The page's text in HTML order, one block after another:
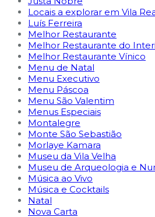
Locais a explorar em Vila
Luís Ferreira
Melhor Restaurante
Melhor Restaurante do
Melhor Restaurante Vínico
Menu de Natal
Menu Executivo
Menu Páscoa
Menu São Valentim
Menus Especiais
Montalegre
Monte São Sebastião
Morlaye Kamara
Museu da Vila Velha
Museu de Arqueologia e
Música ao Vivo
Música e Cocktails
Natal
Nova Carta